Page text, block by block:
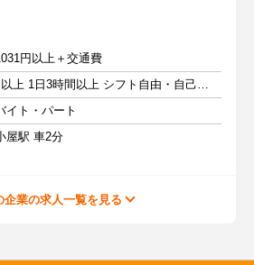
円以上＋交通費
週1日以上 1日3時間以上 シフト自由・自己申告
イト・パート
屋駅 車2分
企業の求人一覧を見る